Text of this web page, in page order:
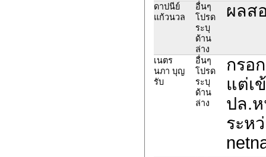
ดาปนีย์
แก้วนวล
อื่นๆ
โปรด
ระบุ
ด้าน
ล่าง
ผลส
เนตร
นภา บุญ
รับ
อื่นๆ
โปรด
ระบุ
ด้าน
ล่าง
กรอ
แต่เ
ปล.
ระห